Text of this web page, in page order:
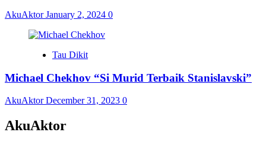
AkuAktorJanuary 2, 2024 0
Tau Dikit
Michael Chekhov “Si Murid Terbaik Stanislavski”
AkuAktorDecember 31, 2023 0
AkuAktor